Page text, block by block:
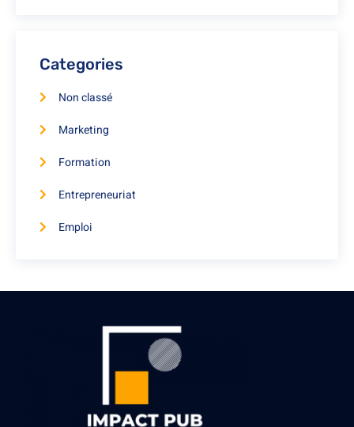
Categories
Non classé
Marketing
Formation
Entrepreneuriat
Emploi